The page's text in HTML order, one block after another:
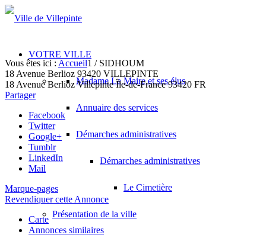
VOTRE VILLE
Madame La Maire et ses élus
Annuaire des services
Démarches administratives
Démarches administratives
Le Cimetière
Présentation de la ville
Vous êtes ici : Accueil1 / SIDHOUM
18 Avenue Berlioz 93420 VILLEPINTE
18 Avenue Berlioz Villepinte Île-de-France 93420 FR
Partager
Facebook
Twitter
Google+
Tumblr
LinkedIn
Mail
Marque-pages
Revendiquer cette Annonce
Carte
Annonces similaires